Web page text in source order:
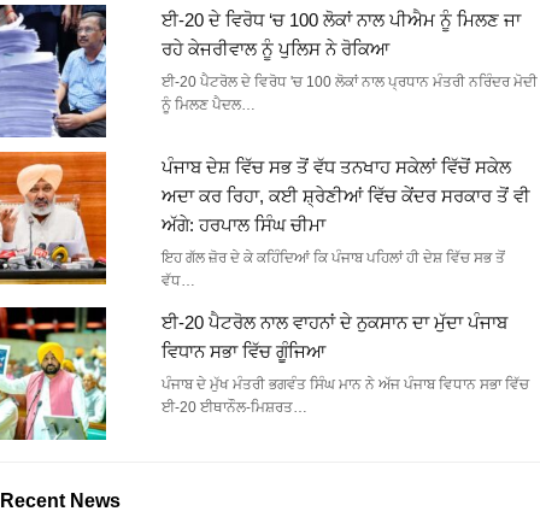
ਈ-20 ਦੇ ਵਿਰੋਧ ‘ਚ 100 ਲੋਕਾਂ ਨਾਲ ਪੀਐਮ ਨੂੰ ਮਿਲਣ ਜਾ
ਰਹੇ ਕੇਜਰੀਵਾਲ ਨੂੰ ਪੁਲਿਸ ਨੇ ਰੋਕਿਆ
ਈ-20 ਪੈਟਰੋਲ ਦੇ ਵਿਰੋਧ 'ਚ 100 ਲੋਕਾਂ ਨਾਲ ਪ੍ਰਧਾਨ ਮੰਤਰੀ ਨਰਿੰਦਰ ਮੋਦੀ
ਨੂੰ ਮਿਲਣ ਪੈਦਲ…
ਪੰਜਾਬ ਦੇਸ਼ ਵਿੱਚ ਸਭ ਤੋਂ ਵੱਧ ਤਨਖਾਹ ਸਕੇਲਾਂ ਵਿੱਚੋਂ ਸਕੇਲ
ਅਦਾ ਕਰ ਰਿਹਾ, ਕਈ ਸ਼੍ਰੇਣੀਆਂ ਵਿੱਚ ਕੇਂਦਰ ਸਰਕਾਰ ਤੋਂ ਵੀ
ਅੱਗੇ: ਹਰਪਾਲ ਸਿੰਘ ਚੀਮਾ
ਇਹ ਗੱਲ ਜ਼ੋਰ ਦੇ ਕੇ ਕਹਿੰਦਿਆਂ ਕਿ ਪੰਜਾਬ ਪਹਿਲਾਂ ਹੀ ਦੇਸ਼ ਵਿੱਚ ਸਭ ਤੋਂ
ਵੱਧ…
ਈ-20 ਪੈਟਰੋਲ ਨਾਲ ਵਾਹਨਾਂ ਦੇ ਨੁਕਸਾਨ ਦਾ ਮੁੱਦਾ ਪੰਜਾਬ
ਵਿਧਾਨ ਸਭਾ ਵਿੱਚ ਗੂੰਜਿਆ
ਪੰਜਾਬ ਦੇ ਮੁੱਖ ਮੰਤਰੀ ਭਗਵੰਤ ਸਿੰਘ ਮਾਨ ਨੇ ਅੱਜ ਪੰਜਾਬ ਵਿਧਾਨ ਸਭਾ ਵਿੱਚ
ਈ-20 ਈਥਾਨੌਲ-ਮਿਸ਼ਰਤ…
Recent News